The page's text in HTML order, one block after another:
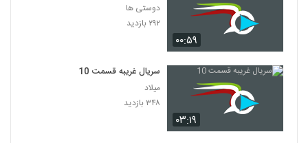
۰۰:۵۹
دوستی ها
۲۹۲ بازدید
۰۳:۱۹
سریال غریبه قسمت 10
میلاد
۳۴۸ بازدید